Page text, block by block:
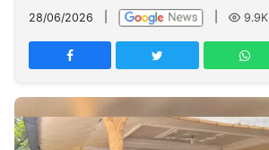
Network
PT
TREETAN
INDONESIA
28/06/2026 9.9K